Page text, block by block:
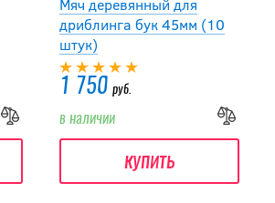
Мяч деревянный для
дриблинга бук 45мм (10
штук)
1 750 руб.
в наличии
купить